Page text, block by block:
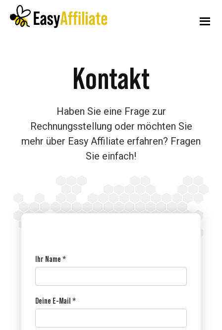
Hauptinhalt
springen
Fußzeile
springen
Zusätzliches
Menü
Ihrer
Kontakt
Haben Sie eine Frage zur
Rechnungsstellung oder möchten Sie
mehr über Easy Affiliate erfahren? Fragen
Sie einfach!
Ihr Name *
Deine E-Mail *